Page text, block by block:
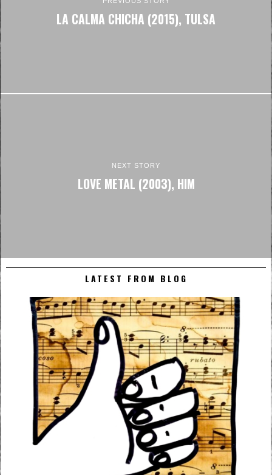
LA CALMA CHICHA (2015), TULSA
NEXT STORY
LOVE METAL (2003), HIM
LATEST FROM BLOG